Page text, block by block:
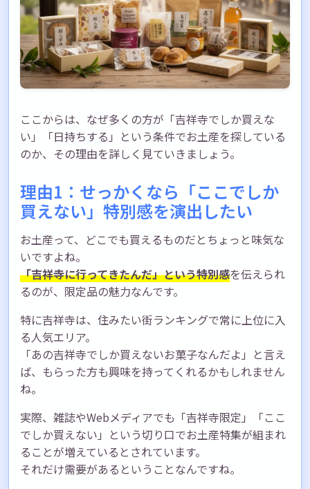
ここからは、なぜ多くの方が「吉祥寺でしか買えな
い」「日持ちする」という条件でお土産を探している
のか、その理由を詳しく見ていきましょう。
理由1：せっかくなら「ここでしか
買えない」特別感を演出したい
お土産って、どこでも買えるものだとちょっと味気な
いですよね。
「吉祥寺に行ってきたんだ」という特別感を伝えられ
るのが、限定品の魅力なんです。
特に吉祥寺は、住みたい街ランキングで常に上位に入
る人気エリア。
「あの吉祥寺でしか買えないお菓子なんだよ」と言え
ば、もらった方も興味を持ってくれるかもしれません
ね。
実際、雑誌やWebメディアでも「吉祥寺限定」「ここ
でしか買えない」という切り口でお土産特集が組まれ
ることが増えているとされています。
それだけ需要があるということなんですね。